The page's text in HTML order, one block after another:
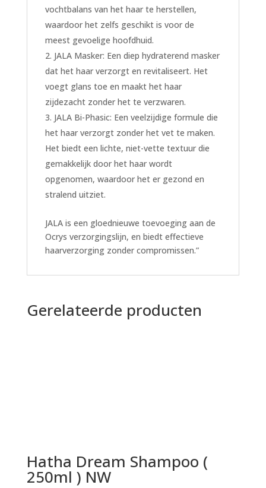
vochtbalans van het haar te herstellen,
waardoor het zelfs geschikt is voor de
meest gevoelige hoofdhuid.
JALA Masker: Een diep hydraterend masker
dat het haar verzorgt en revitaliseert. Het
voegt glans toe en maakt het haar
zijdezacht zonder het te verzwaren.
JALA Bi-Phasic: Een veelzijdige formule die
het haar verzorgt zonder het vet te maken.
Het biedt een lichte, niet-vette textuur die
gemakkelijk door het haar wordt
opgenomen, waardoor het er gezond en
stralend uitziet.
JALA is een gloednieuwe toevoeging aan de
Ocrys verzorgingslijn, en biedt effectieve
haarverzorging zonder compromissen.”
Gerelateerde producten
Hatha Dream Shampoo (
250ml ) NW